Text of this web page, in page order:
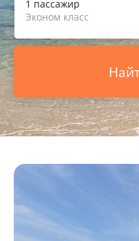
1 пассажир
Эконом класс